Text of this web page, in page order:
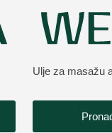
VIŠE O
Ulje za masažu